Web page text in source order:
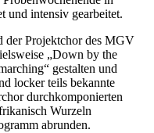
und intensiv gearbeitet.
der Projektchor des MGV
„Down by the
gestalten und
locker teils bekannte
durchkomponierten
Wurzeln
abrunden.